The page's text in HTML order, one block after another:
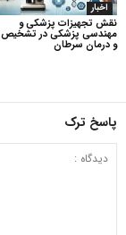
اخبار
نقش تجهیزات پزشکی و
مهندسی پزشکی در تشخیص
و درمان سرطان
پاسخ ترک